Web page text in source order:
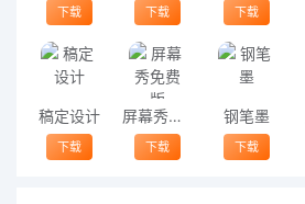
下载 下载 下载
稿定设计
下载
屏幕秀免费版
下载
钢笔墨
下载